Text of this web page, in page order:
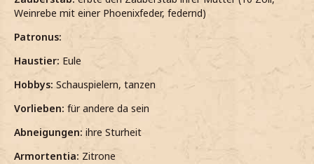
Weinrebe mit einer Phoenixfeder, federnd)
Patronus:
Haustier: Eule
Hobbys: Schauspielern, tanzen
Vorlieben: für andere da sein
Abneigungen: ihre Sturheit
Armortentia: Zitrone